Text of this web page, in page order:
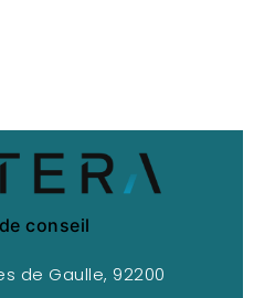
conseil
de Gaulle, 92200